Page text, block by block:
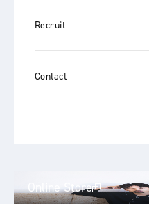
Recruit
Contact
Online Store